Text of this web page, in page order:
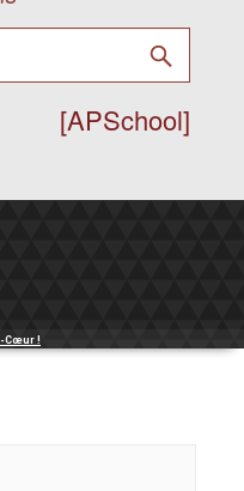
[APSchool]
Cœur !